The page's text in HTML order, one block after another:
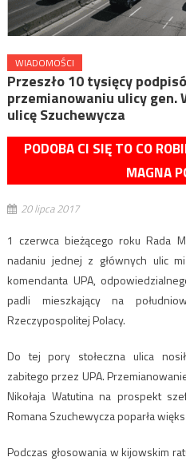
WIADOMOŚCI
Przeszło 10 tysięcy
przemianowaniu ulicy gen.
ulicę Szuchewycza
PODOBA CI SIĘ TO CO
MAGNA
20 lipca 2017
1 czerwca bieżącego roku Rada
nadaniu jednej z głównych ulic
komendanta UPA,
padli mieszkający na
Rzeczypospolitej Polacy.
Do tej pory stołeczna ulica
zabitego przez UPA.
Nikołaja Watutina na prospekt
Romana Szuchewycza poparła
Podczas głosowania w kijowskim